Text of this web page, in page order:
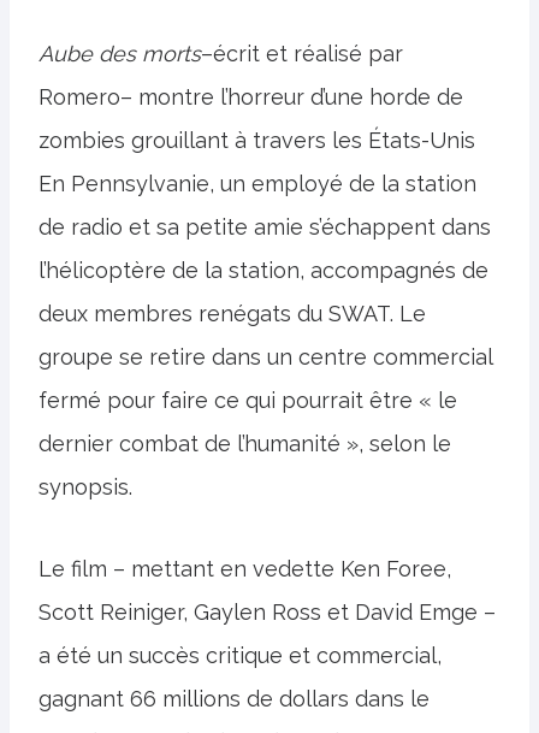
Aube des morts–écrit et réalisé par
Romero– montre l’horreur d’une horde de
zombies grouillant à travers les États-Unis
En Pennsylvanie, un employé de la station
de radio et sa petite amie s’échappent dans
l’hélicoptère de la station, accompagnés de
deux membres renégats du SWAT. Le
groupe se retire dans un centre commercial
fermé pour faire ce qui pourrait être « le
dernier combat de l’humanité », selon le
synopsis.
Le film – mettant en vedette Ken Foree,
Scott Reiniger, Gaylen Ross et David Emge –
a été un succès critique et commercial,
gagnant 66 millions de dollars dans le